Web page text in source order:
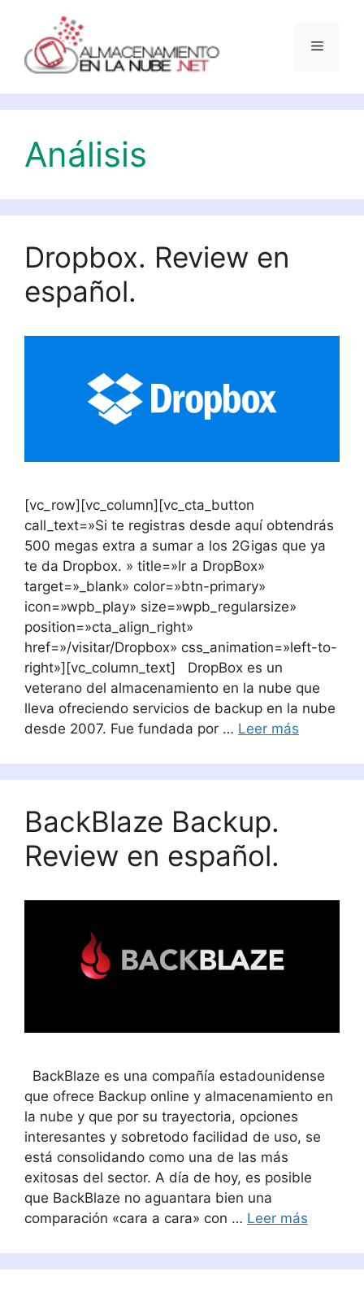
contenido
Menú
Análisis
Dropbox. Review en
español.
[vc_row][vc_column][vc_cta_button
call_text=»Si te registras desde aquí obtendrás
500 megas extra a sumar a los 2Gigas que ya
te da Dropbox. » title=»Ir a DropBox»
target=»_blank» color=»btn-primary»
icon=»wpb_play» size=»wpb_regularsize»
position=»cta_align_right»
href=»/visitar/Dropbox» css_animation=»left-to-
right»][vc_column_text] DropBox es un
veterano del almacenamiento en la nube que
lleva ofreciendo servicios de backup en la nube
desde 2007. Fue fundada por … Leer más
BackBlaze Backup.
Review en español.
BackBlaze es una compañía estadounidense
que ofrece Backup online y almacenamiento en
la nube y que por su trayectoria, opciones
interesantes y sobretodo facilidad de uso, se
está consolidando como una de las más
exitosas del sector. A día de hoy, es posible
que BackBlaze no aguantara bien una
comparación «cara a cara» con … Leer más